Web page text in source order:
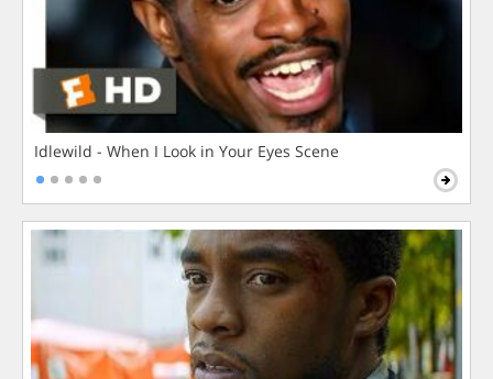
Idlewild - When I Look in Your Eyes Scene